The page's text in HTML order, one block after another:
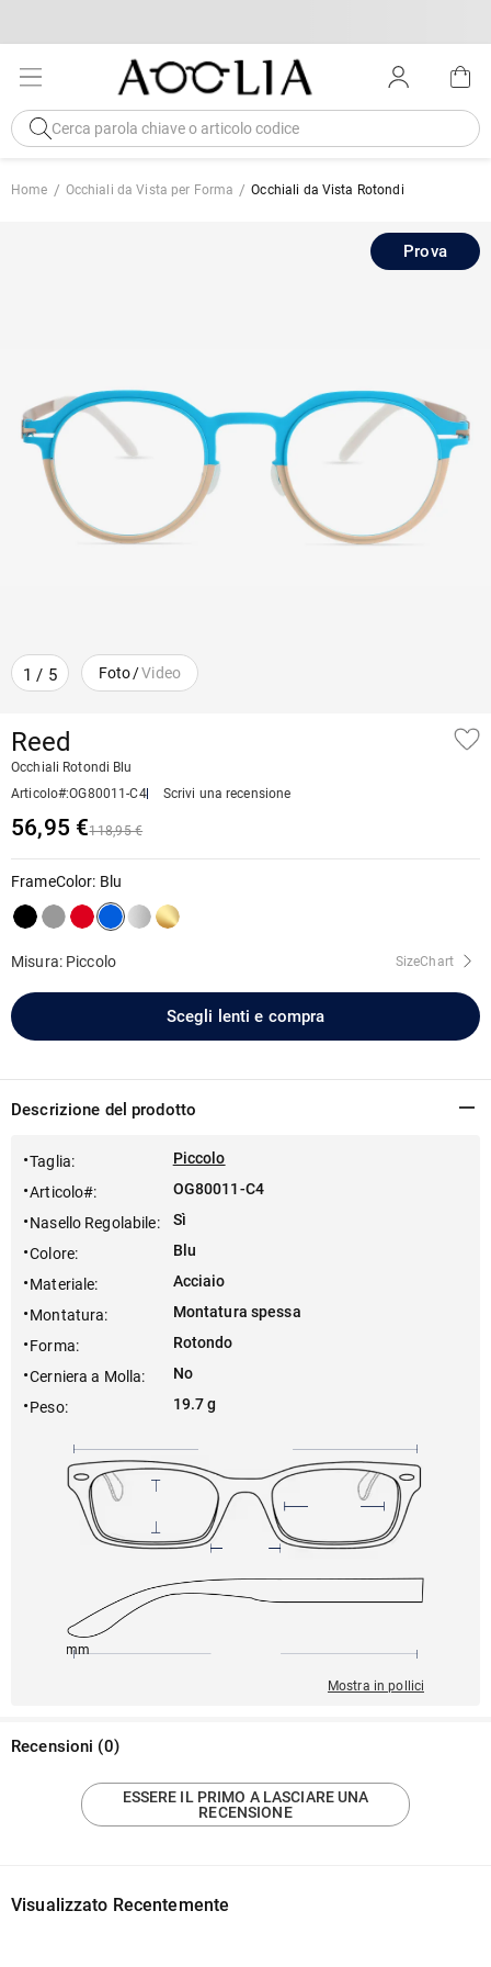
Home Occhiali da Vista per Forma Occhiali da Vista Rotondi
1 / 5 Foto/Video
Prova
Reed
Occhiali Rotondi Blu
Articolo#:OG80011-C4 Scrivi una recensione
56,95 €118,95 €
FrameColor: Blu
Misura: Piccolo SizeChart
Scegli lenti e compra
Descrizione del prodotto
Taglia:
Piccolo
Articolo#:
OG80011-C4
Nasello Regolabile:
Sì
Colore:
Blu
Materiale:
Acciaio
Montatura:
Montatura spessa
Forma:
Rotondo
Cerniera a Molla:
No
Peso: 19.7 g
145mm
Mostra in pollici
Recensioni (0)
ESSERE IL PRIMO A LASCIARE UNA
RECENSIONE
Visualizzato Recentemente